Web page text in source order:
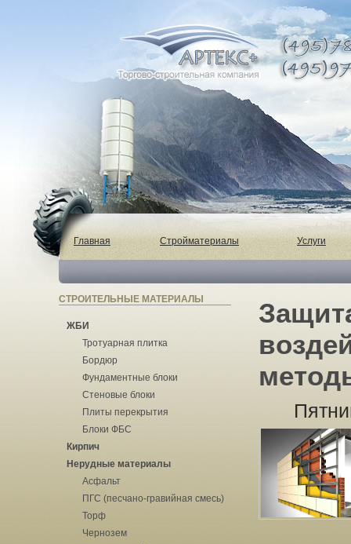
Главная Стройматериалы Услуги
СТРОИТЕЛЬНЫЕ МАТЕРИАЛЫ
ЖБИ
Тротуарная плитка
Бордюр
Фундаментные блоки
Стеновые блоки
Плиты перекрытия
Блоки ФБС
Кирпич
Нерудные материалы
Асфальт
ПГС (песчано-гравийная смесь)
Торф
Чернозем